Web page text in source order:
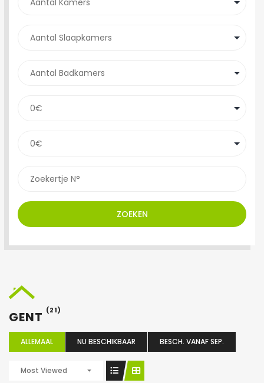
ZOEKEN
GENT (21)
ALLEMAAL NU BESCHIKBAAR BESCH. VANAF SEP.
Most Viewed